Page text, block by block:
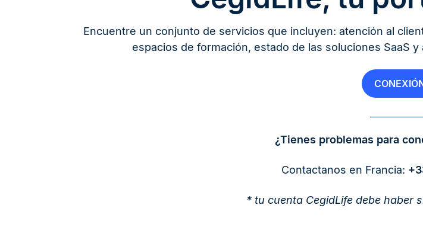
Encuentre un conjunto de servicios que incluyen: atención al
espacios de formación, estado de las soluciones SaaS
¿Tienes problemas para
Contactanos en Francia:
* tu cuenta CegidLife debe haber